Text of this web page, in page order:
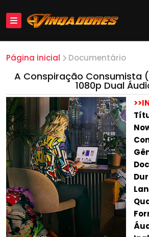
Página inicial Documentário
A Conspiração Consumista
1080p Dual